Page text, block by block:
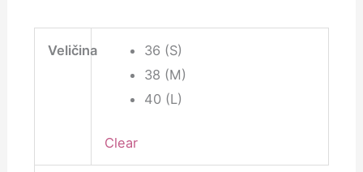
Veličina
36 (S)
38 (M)
40 (L)
Clear